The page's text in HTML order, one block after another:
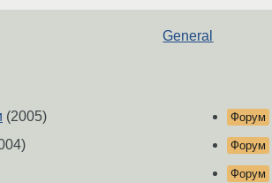
General
(2005) Форум
Форум
Форум